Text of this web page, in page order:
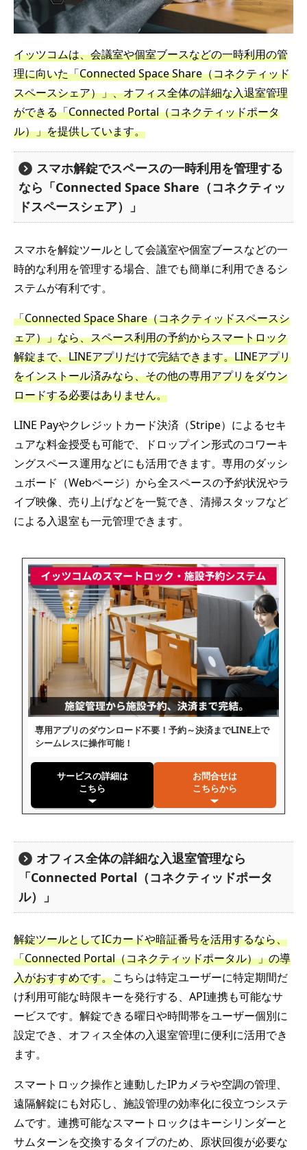
イッツコムは、会議室や個室ブースなどの一時利用の管
理に向いた「Connected Space Share（コネクティッド
スペースシェア）」、オフィス全体の詳細な入退室管理
ができる「Connected Portal（コネクティッドポータ
ル）」を提供しています。
スマホ解錠でスペースの一時利用を管理する
なら「Connected Space Share（コネクティッ
ドスペースシェア）」
スマホを解錠ツールとして会議室や個室ブースなどの一
時的な利用を管理する場合、誰でも簡単に利用できるシ
ステムが有利です。
「Connected Space Share（コネクティッドスペースシ
ェア）」なら、スペース利用の予約からスマートロック
解錠まで、LINEアプリだけで完結できます。LINEアプリ
をインストール済みなら、その他の専用アプリをダウン
ロードする必要はありません。
LINE Payやクレジットカード決済（Stripe）によるセキ
ュアな料金授受も可能で、ドロップイン形式のコワーキ
ングスペース運用などにも活用できます。専用のダッシ
ュボード（Webページ）から全スペースの予約状況やラ
イブ映像、売り上げなどを一覧でき、清掃スタッフなど
による入退室も一元管理できます。
専用アプリのダウンロード不要！予約～決済までLINE上で
シームレスに操作可能！
サービスの詳細は
こちら
お問合せは
こちらから
オフィス全体の詳細な入退室管理なら
「Connected Portal（コネクティッドポータ
ル）」
解錠ツールとしてICカードや暗証番号を活用するなら、
「Connected Portal（コネクティッドポータル）」の導
入がおすすめです。こちらは特定ユーザーに特定期間だ
け利用可能な時限キーを発行する、API連携も可能なサ
ービスです。解錠できる曜日や時間帯をユーザー個別に
設定でき、オフィス全体の入退室管理に便利に活用でき
ます。
スマートロック操作と連動したIPカメラや空調の管理、
遠隔解錠にも対応し、施設管理の効率化に役立つシステ
ムです。連携可能なスマートロックはキーシリンダーと
サムターンを交換するタイプのため、原状回復が必要な